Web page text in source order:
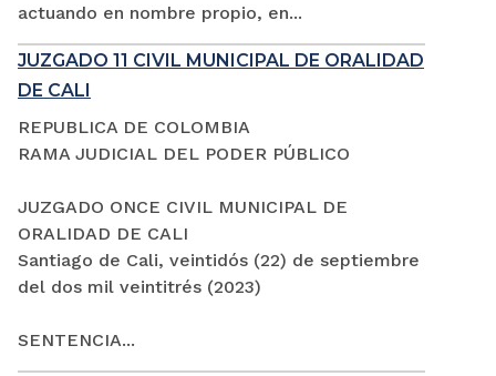
actuando en nombre propio, en...
JUZGADO 11 CIVIL MUNICIPAL DE ORALIDAD
DE CALI
REPUBLICA DE COLOMBIA
RAMA JUDICIAL DEL PODER PÚBLICO
JUZGADO ONCE CIVIL MUNICIPAL DE
ORALIDAD DE CALI
Santiago de Cali, veintidós (22) de septiembre
del dos mil veintitrés (2023)
SENTENCIA...